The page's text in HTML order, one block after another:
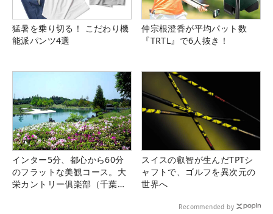
猛暑を乗り切る！ こだわり機
能派パンツ4選
仲宗根澄香が平均パット数
『TRTL』で6人抜き！
インター5分、都心から60分
のフラットな美観コース。大
栄カントリー俱楽部（千葉
スイスの叡智が生んだTPTシ
ャフトで、ゴルフを異次元の
世界へ
Recommended by